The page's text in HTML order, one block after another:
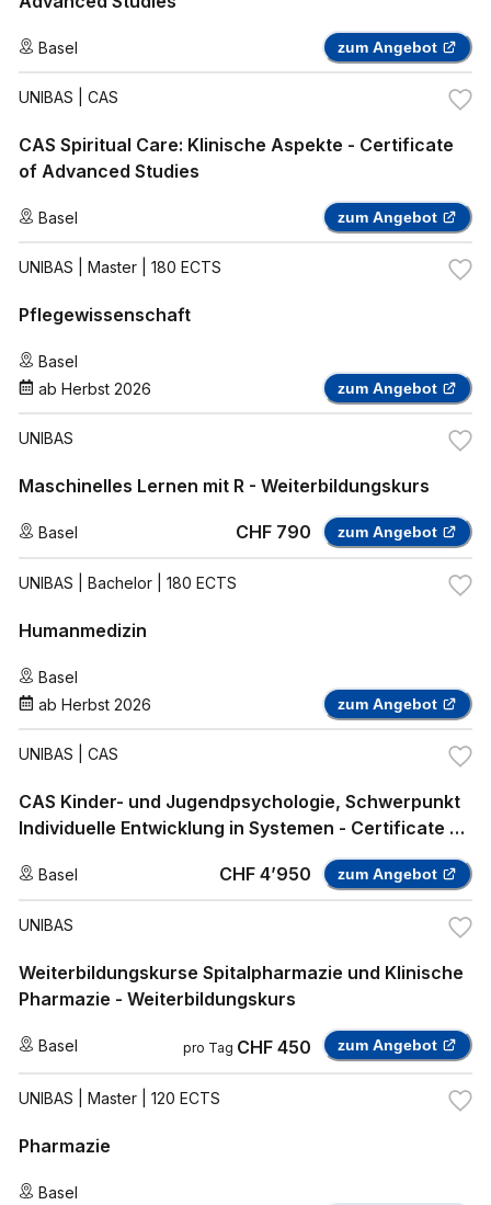
Basel zum Angebot
UNIBAS | CAS
CAS Spiritual Care: Klinische Aspekte - Certificate
of Advanced Studies
Basel zum Angebot
UNIBAS | Master | 180 ECTS
Pflegewissenschaft
Basel
ab Herbst 2026 zum Angebot
UNIBAS
Maschinelles Lernen mit R - Weiterbildungskurs
Basel CHF 790 zum Angebot
UNIBAS | Bachelor | 180 ECTS
Humanmedizin
Basel
ab Herbst 2026 zum Angebot
UNIBAS | CAS
CAS Kinder- und Jugendpsychologie, Schwerpunkt
Individuelle Entwicklung in Systemen - Certificate of
Basel CHF 4’950 zum Angebot
UNIBAS
Weiterbildungskurse Spitalpharmazie und Klinische
Pharmazie - Weiterbildungskurs
Basel pro Tag CHF 450 zum Angebot
UNIBAS | Master | 120 ECTS
Pharmazie
Basel